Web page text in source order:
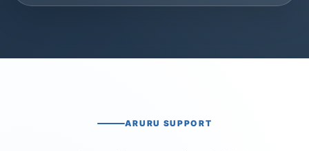
ARURU SUPPORT